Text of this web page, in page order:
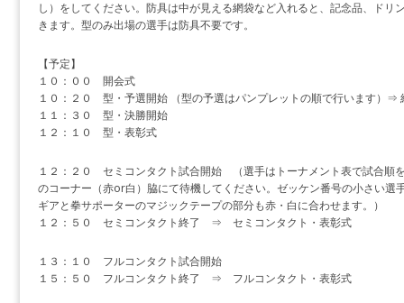
し）をしてください。防具は中が見える網袋など入れると、記念品、ドリ
きます。型のみ出場の選手は防具不要です。
【予定】
１０：００ 開会式
１０：２０ 型・予選開始 （型の予選はパンプレットの順で行います）⇒
１１：３０ 型・決勝開始
１２：１０ 型・表彰式
１２：２０ セミコンタクト試合開始 （選手はトーナメント表で試合順
のコーナー（赤or白）脇にて待機してください。ゼッケン番号の小さい選
ギアと拳サポーターのマジックテープの部分も赤・白に合わせます。）
１２：５０ セミコンタクト終了 ⇒ セミコンタクト・表彰式
１３：１０ フルコンタクト試合開始
１５：５０ フルコンタクト終了 ⇒ フルコンタクト・表彰式